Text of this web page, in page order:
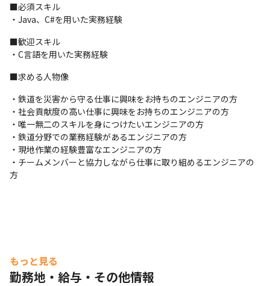
■必須スキル
・Java、C#を用いた実務経験
■歓迎スキル
・C言語を用いた実務経験
■求める人物像
・鉄道を災害から守る仕事に興味をお持ちのエンジニアの方
・社会貢献度の高い仕事に興味をお持ちのエンジニアの方
・唯一無二のスキルを身につけたいエンジニアの方
・鉄道分野での業務経験があるエンジニアの方
・現地作業の経験豊富なエンジニアの方
・チームメンバーと協力しながら仕事に取り組めるエンジニアの
方
もっと見る
勤務地・給与・その他情報